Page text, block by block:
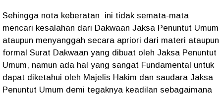
Sehingga nota keberatan ini tidak semata-mata
mencari kesalahan dari Dakwaan Jaksa Penuntut Umum
ataupun menyanggah secara apriori dari materi ataupun
formal Surat Dakwaan yang dibuat oleh Jaksa Penuntut
Umum, namun ada hal yang sangat Fundamental untuk
dapat diketahui oleh Majelis Hakim dan saudara Jaksa
Penuntut Umum demi tegaknya keadilan sebagaimana